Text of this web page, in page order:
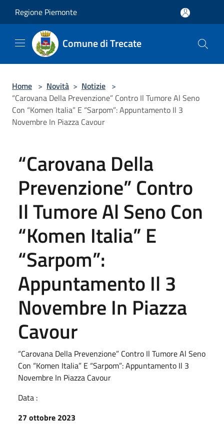
Regione Piemonte
Comune di Trecate
Home > Novità > Notizie >
“Carovana Della Prevenzione” Contro Il Tumore Al Seno
Con “Komen Italia” E “Sarpom”: Appuntamento Il 3
Novembre In Piazza Cavour
“Carovana Della
Prevenzione” Contro
Il Tumore Al Seno Con
“Komen Italia” E
“Sarpom”:
Appuntamento Il 3
Novembre In Piazza
Cavour
“Carovana Della Prevenzione” Contro Il Tumore Al Seno
Con “Komen Italia” E “Sarpom”: Appuntamento Il 3
Novembre In Piazza Cavour
Data :
27 ottobre 2023